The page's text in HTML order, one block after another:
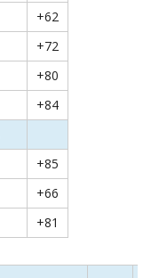
+62
+72
+80
+84
+85
+66
+81